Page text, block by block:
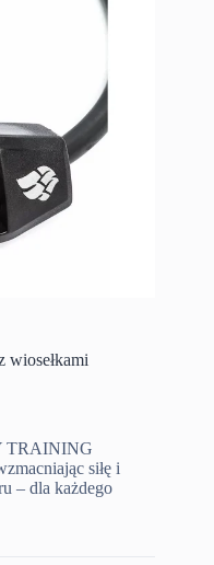
TRAINING
siłę i
– dla każdego